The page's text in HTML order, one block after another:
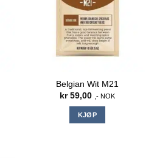
Belgian Wit M21
kr59,00 ,- NOK
KJØP